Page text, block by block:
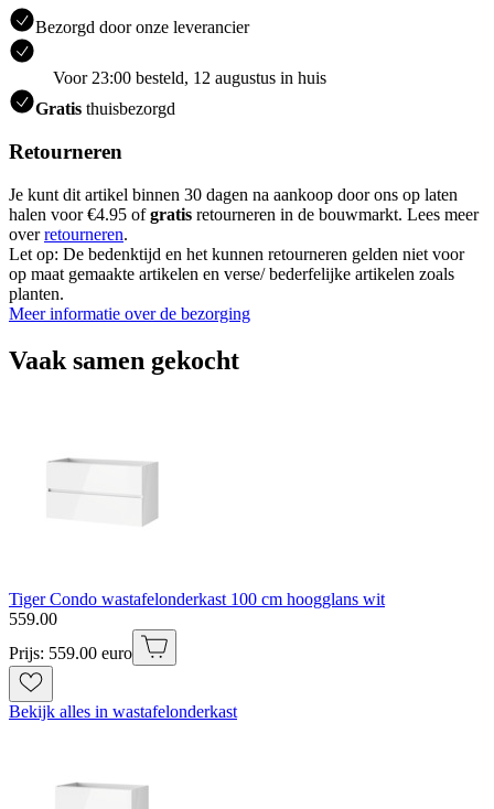
Bezorgd door onze leverancier
Voor 23:00 besteld, 12 augustus in huis
Gratis thuisbezorgd
Retourneren
Je kunt dit artikel binnen 30 dagen na aankoop door ons op laten
halen voor €4.95 ofgratis retourneren in de bouwmarkt. Lees meer
overretourneren.
Let op: De bedenktijd en het kunnen retourneren gelden niet voor
op maat gemaakte artikelen en verse/ bederfelijke artikelen zoals
planten.
Meer informatie over de bezorging
Vaak samen gekocht
Tiger Condo wastafelonderkast 100 cm hoogglans wit
559.00
Prijs: 559.00 euro
Bekijk alles in wastafelonderkast